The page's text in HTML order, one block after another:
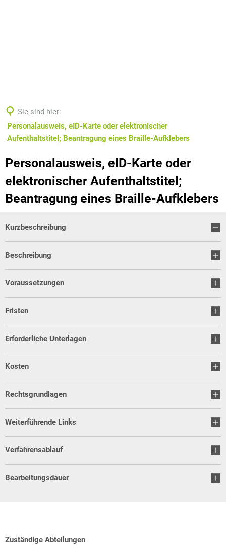
Sie sind hier:
Personalausweis, eID-Karte oder elektronischer
Aufenthaltstitel; Beantragung eines Braille-Aufklebers
Personalausweis, eID-Karte oder
elektronischer Aufenthaltstitel;
Beantragung eines Braille-Aufklebers
Kurzbeschreibung
Beschreibung
Voraussetzungen
Fristen
Erforderliche Unterlagen
Kosten
Rechtsgrundlagen
Weiterführende Links
Verfahrensablauf
Bearbeitungsdauer
Zuständige Abteilungen